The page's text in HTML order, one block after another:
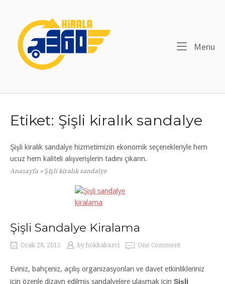
content
Menu
Etiket: Şişli kiralık sandalye
Şişli kiralık sandalye hizmetimizin ekonomik seçenekleriyle hem
ucuz hem kaliteli alışverişlerin tadını çıkarın.
Anasayfa »Şişli kiralık sandalye
Şişli Sandalye Kiralama
Ocak 28, 2015 by hokkabazci One Comment
Eviniz, bahçeniz, açılış organizasyonları ve davet etkinlikleriniz
için özenle dizayn edilmiş sandalyelere ulaşmak için Şişli